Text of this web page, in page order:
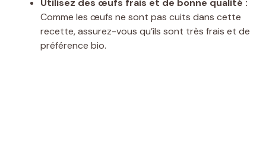
Comme les œufs ne sont pas cuits dans cette
recette, assurez-vous qu’ils sont très frais et de
préférence bio.